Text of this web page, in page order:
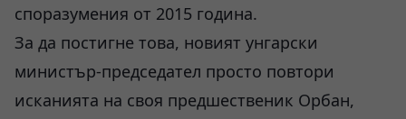
споразумения от 2015 година.
За да постигне това, новият унгарски
министър-председател просто повтори
исканията на своя предшественик Орбан,